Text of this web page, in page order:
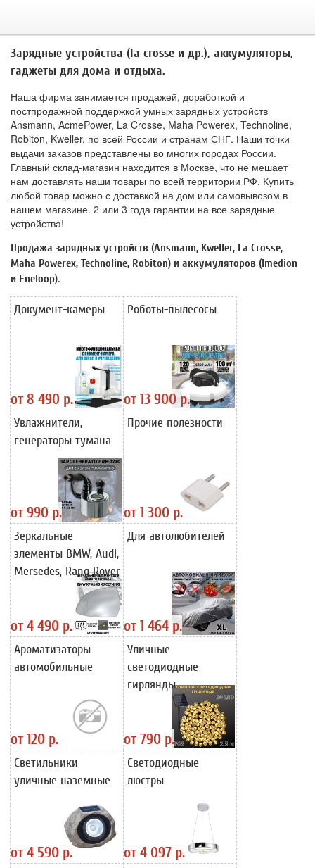
Зарядные устройства (la crosse и др.), аккумуляторы,
гаджеты для дома и отдыха.
Наша фирма занимается продажей, доработкой и
постпродажной поддержкой умных зарядных устройств
Ansmann, AcmePower, La Crosse, Maha Powerex, Technoline,
Robiton, Kweller, по всей России и странам СНГ. Наши точки
выдачи заказов представлены во многих городах России.
Главный склад-магазин находится в Москве, что не мешает
нам доставлять наши товары по всей территории РФ. Купить
любой товар можно с доставкой на дом или самовывозом в
нашем магазине. 2 или 3 года гарантии на все зарядные
устройства!
Продажа зарядных устройств (Ansmann, Kweller, La Crosse,
Maha Powerex, Technoline, Robiton) и аккумуляторов (Imedion
и Eneloop).
Документ-камеры
от 8 490 р.
Роботы-пылесосы
от 13 900 р.
Увлажнители,
генераторы тумана
от 990 р.
Прочие полезности
от 1 300 р.
Зеркальные
элементы BMW, Audi,
Mersedes, Rang Rover
от 4 490 р.
Для автолюбителей
от 1 464 р.
Ароматизаторы
автомобильные
от 120 р.
Уличные
светодиодные
гирлянды
от 790 р.
Светильники
уличные наземные
от 4 590 р.
Светодиодные
люстры
от 4 097 р.